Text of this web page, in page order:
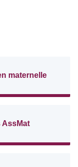
maternelle
AssMat